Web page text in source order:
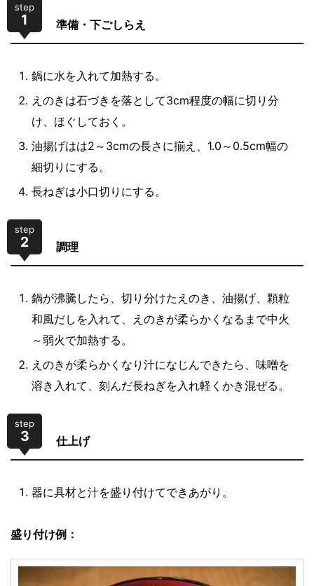
step
1 準備・下ごしらえ
鍋に水を入れて加熱する。
えのきは石づきを落として3cm程度の幅に切り分
け、ほぐしておく。
油揚げはは2～3cmの長さに揃え、1.0～0.5cm幅の
細切りにする。
長ねぎは小口切りにする。
step
2 調理
鍋が沸騰したら、切り分けたえのき、油揚げ、顆粒
和風だしを入れて、えのきが柔らかくなるまで中火
～弱火で加熱する。
えのきが柔らかくなり汁になじんできたら、味噌を
溶き入れて、刻んだ長ねぎを入れ軽くかき混ぜる。
step
3 仕上げ
器に具材と汁を盛り付けてできあがり。
盛り付け例：